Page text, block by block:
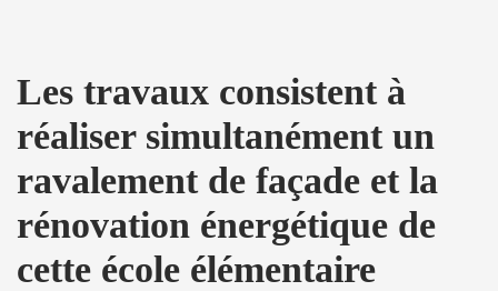
Les travaux consistent à
réaliser simultanément un
ravalement de façade et la
rénovation énergétique de
cette école élémentaire